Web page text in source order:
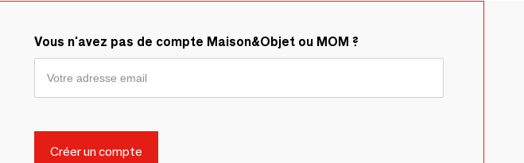
Vous n'avez pas de compte Maison&Objet ou MOM ?